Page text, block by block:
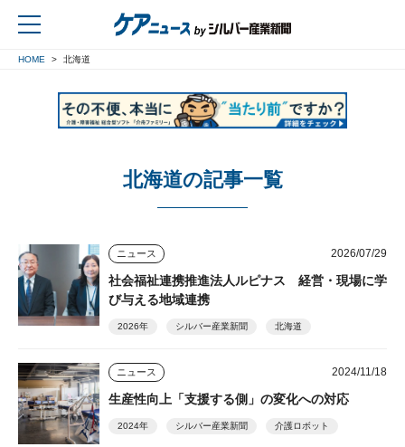
HOME 北海道
北海道の記事一覧
ニュース 2026/07/29
社会福祉連携推進法人ルピナス 経営・現場に学
び与える地域連携
2026年 シルバー産業新聞 北海道
ニュース 2024/11/18
生産性向上「支援する側」の変化への対応
2024年 シルバー産業新聞 介護ロボット